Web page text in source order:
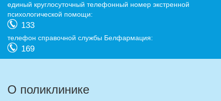
eдиный круглосуточный телефонный номер экстренной
психологической помощи:
133
телефон справочной службы Белфармация:
169
О поликлинике